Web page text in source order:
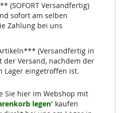
(SOFORT Versandfertig)
sofort am selben
Zahlung bei uns
(Versandfertig in
der Versand, nachdem der
Lager eingetroffen ist.
Sie hier im Webshop mit
legen' kaufen